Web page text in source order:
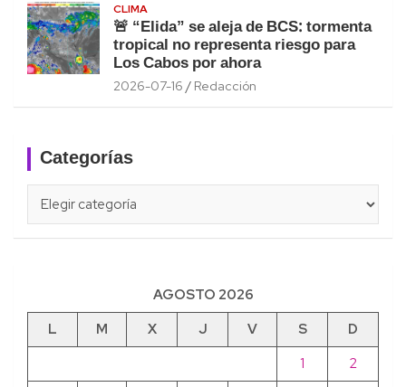
CLIMA
🚨 “Elida” se aleja de BCS: tormenta
tropical no representa riesgo para
Los Cabos por ahora
2026-07-16 Redacción
Categorías
AGOSTO 2026
L
M X J V S
D
1
2